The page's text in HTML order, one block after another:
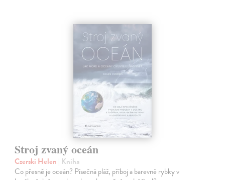
Stroj zvaný oceán
Czerski Helen | Kniha
Co přesně je oceán? Písečná pláž, příboj a barevné rybky v